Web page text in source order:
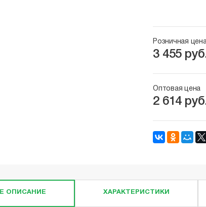
Розничная
3 455
Оптовая цена
2 614
ОПИСАНИЕ ХАРАКТЕРИСТИКИ